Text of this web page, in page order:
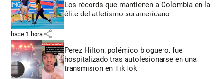
Los récords que mantienen a Colombia en la
élite del atletismo suramericano
hace 1 hora share
Perez Hilton, polémico bloguero, fue
hospitalizado tras autolesionarse en una
transmisión en TikTok